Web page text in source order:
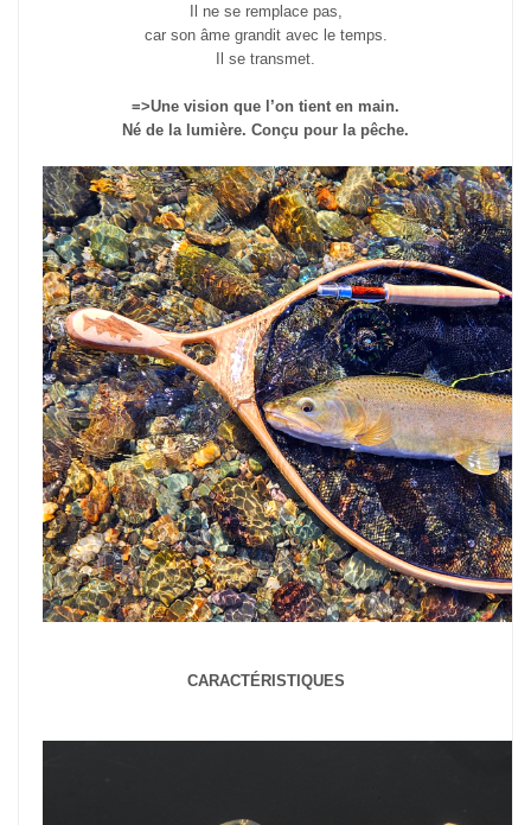
Il ne se remplace pas,
car son âme grandit avec le temps.
Il se transmet.
=>Une vision que l’on tient en main.
Né de la lumière. Conçu pour la pêche.
CARACTÉRISTIQUES